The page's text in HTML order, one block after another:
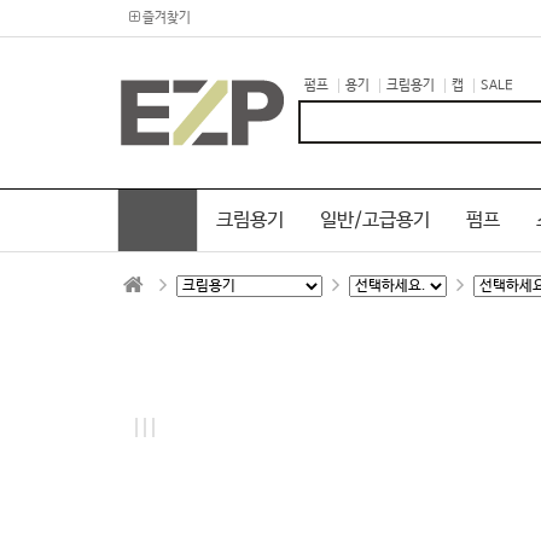
즐겨찾기
펌프 용기 크림용기 캡 SALE
크림용기 일반/고급용기 펌프